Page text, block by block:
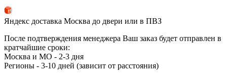
Яндекс доставка Москва до двери или в ПВЗ
После подтверждения менеджера Ваш заказ будет отправлен в
кратчайшие сроки:
Москва и МО - 2-3 дня
Регионы - 3-10 дней (зависит от расстояния)